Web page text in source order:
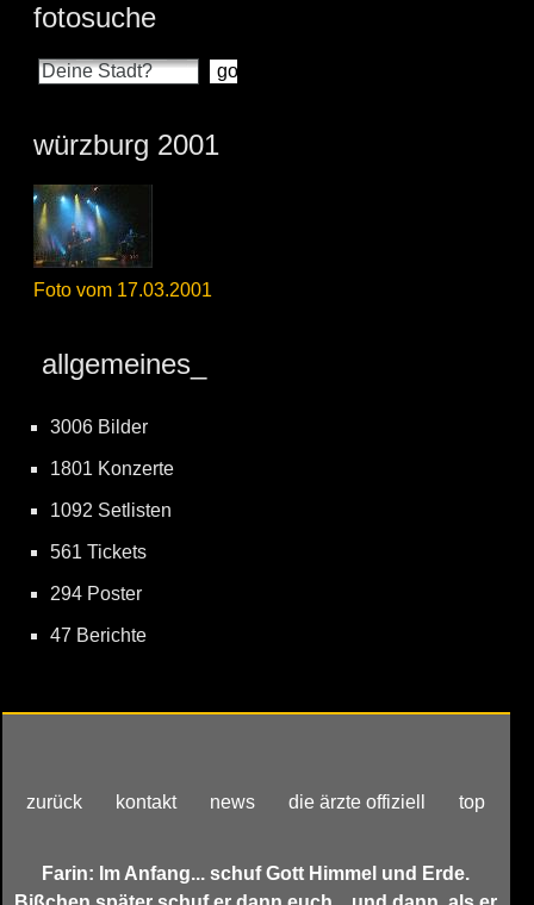
fotosuche
würzburg 2001
Foto vom 17.03.2001
allgemeines_
3006 Bilder
1801 Konzerte
1092 Setlisten
561 Tickets
294 Poster
47 Berichte
zurück kontakt news die ärzte offiziell top
Farin: Im Anfang... schuf Gott Himmel und Erde.